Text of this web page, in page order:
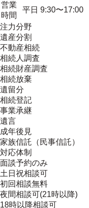
営業
時間
平日 9:30〜17:00
注力分野
遺産分割
不動産相続
相続人調査
相続財産調査
相続放棄
遺留分
相続登記
事業承継
遺言
成年後見
家族信託（民事信託）
対応体制
面談予約のみ
土日祝相談可
初回相談無料
夜間相談可(21時以降)
18時以降相談可